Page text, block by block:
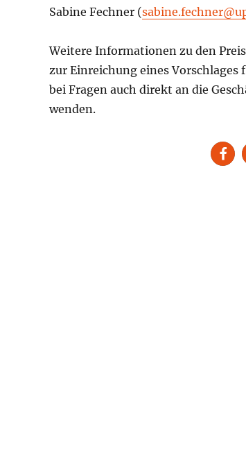
Sabine Fechner (
Weitere Informationen zu den
zur Einreichung eines Vorschlages
bei Fragen auch direkt an die
wenden.